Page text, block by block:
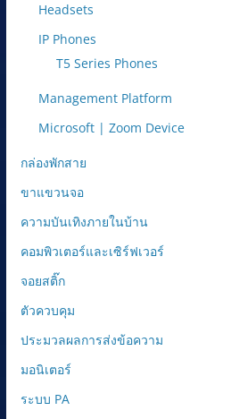
Headsets
IP Phones
T5 Series Phones
Management Platform
Microsoft | Zoom Device
กล่องพักสาย
ขาแขวนจอ
ความบันเทิงภายในบ้าน
คอมพิวเตอร์และเซิร์ฟเวอร์
จอยสติ๊ก
ตัวควบคุม
ประมวลผลการส่งข้อความ
มอนิเตอร์
ระบบ PA